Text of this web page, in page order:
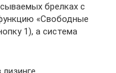
брелках с
«Свободные
1), а система